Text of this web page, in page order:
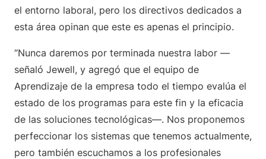
el entorno laboral, pero los directivos dedicados a
esta área opinan que este es apenas el principio.
“Nunca daremos por terminada nuestra labor —
señaló Jewell, y agregó que el equipo de
Aprendizaje de la empresa todo el tiempo evalúa el
estado de los programas para este fin y la eficacia
de las soluciones tecnológicas—. Nos proponemos
perfeccionar los sistemas que tenemos actualmente,
pero también escuchamos a los profesionales